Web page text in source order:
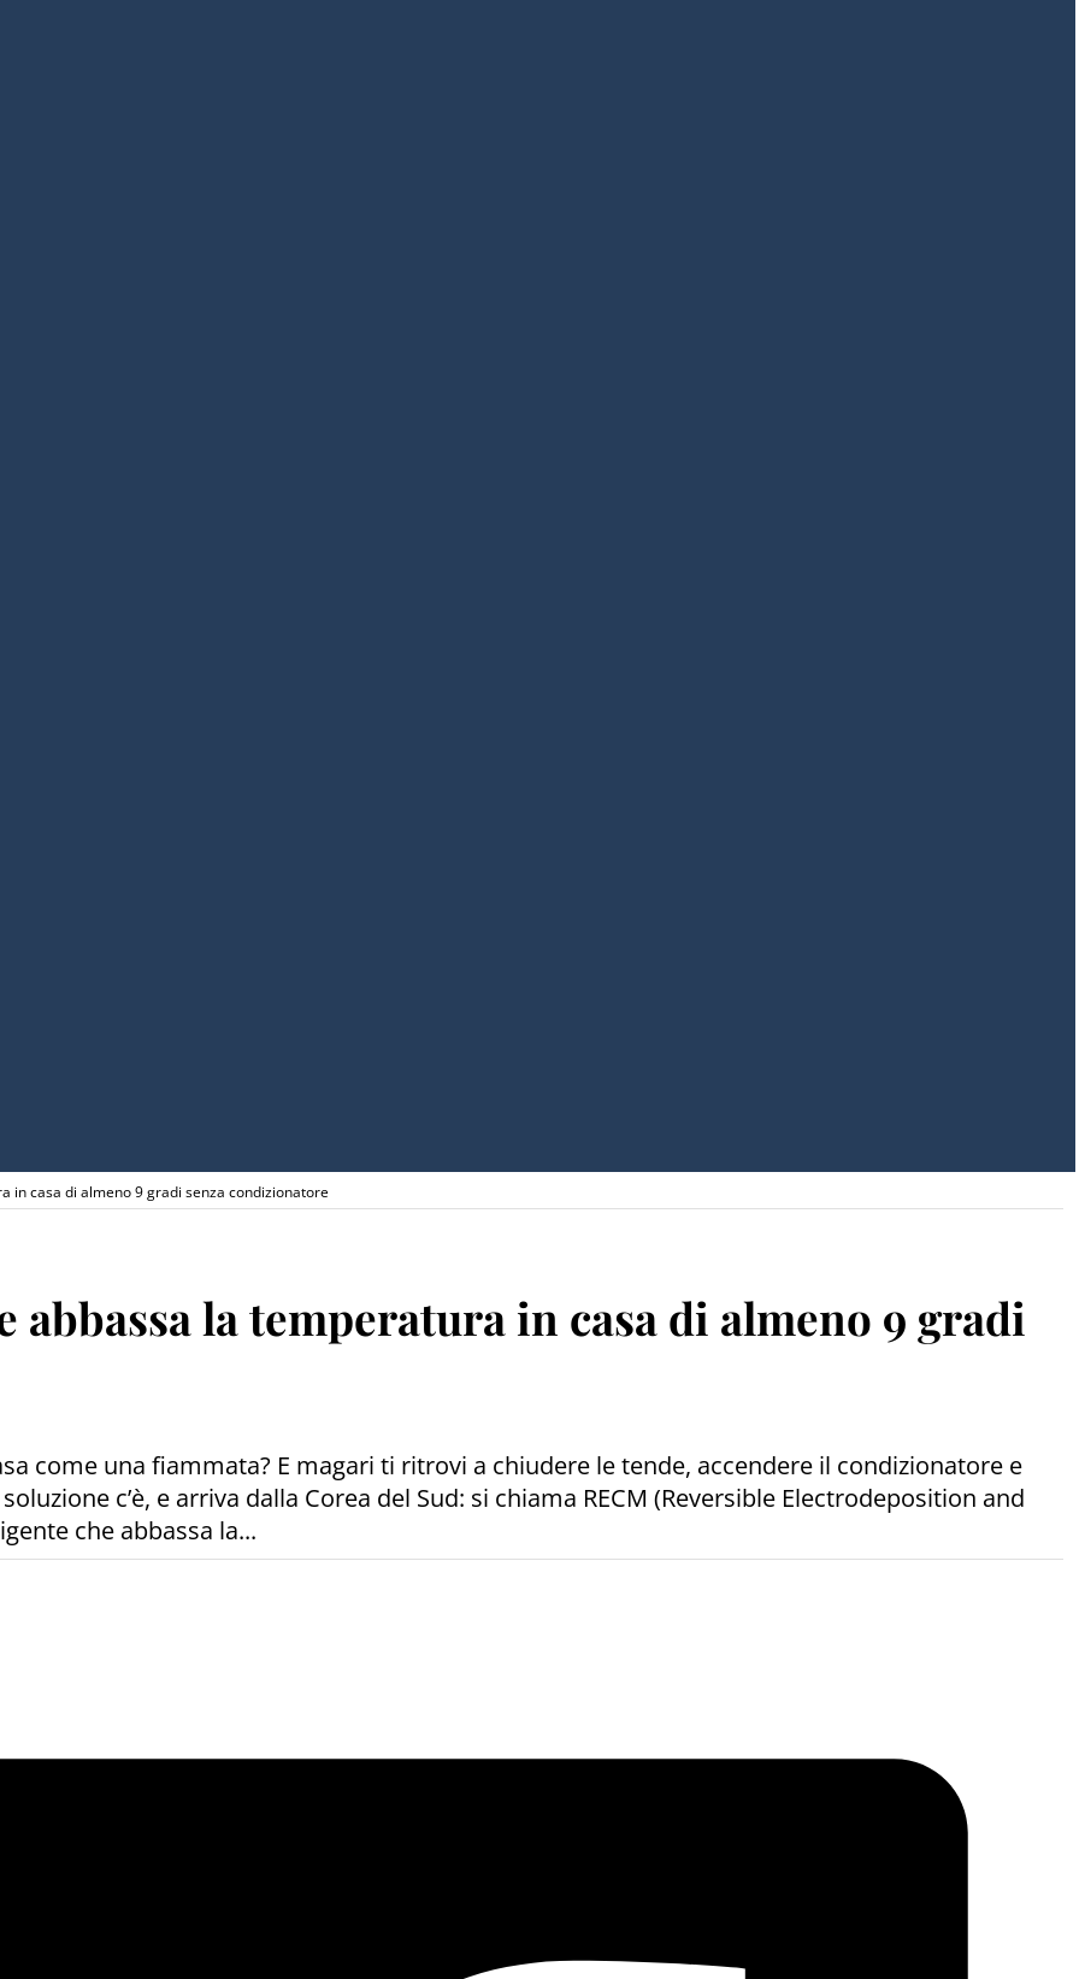
in casa di almeno 9 gradi senza condizionatore
la temperatura in casa di almeno 9 gradi
come una fiammata? E magari ti ritrovi a chiudere le tende, accendere il condizionatore e
c’è, e arriva dalla Corea del Sud: si chiama RECM (Reversible Electrodeposition and
che abbassa la...